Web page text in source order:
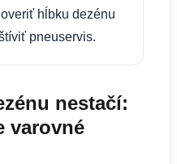
hĺbku dezénu
pneuservis.
nestačí:
varovné